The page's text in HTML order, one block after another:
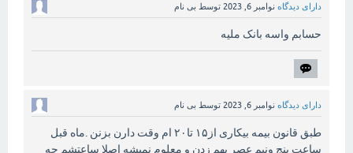
دارای دیدگاه نوامبر 6, 2023 توسط بی نام
حسابم واسه بانک ملیه
دارای دیدگاه نوامبر 6, 2023 توسط بی نام
طبق قانون بیمه بیکاری از۱۵ تا۲۰ ام وقت دارن بزنن .ماه قبل
ساعت پنج ونیم عصر بهم زدن و معلوم نمیشه اصلا ساعتشم چه